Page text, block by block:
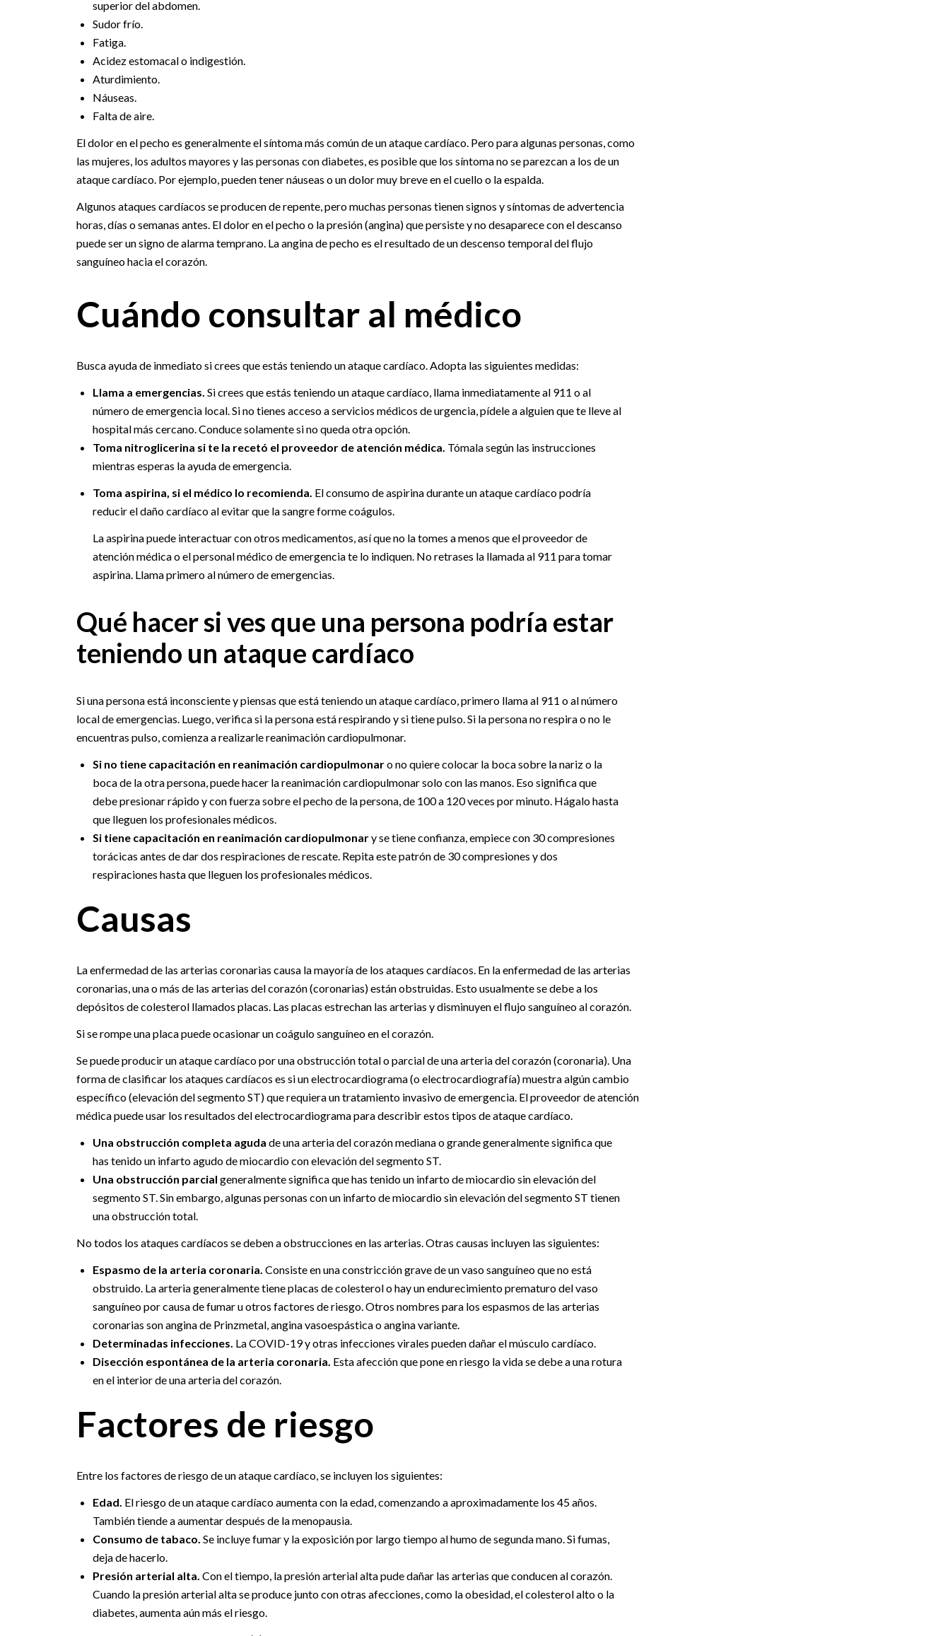
superior del abdomen.
Sudor frío.
Fatiga.
Acidez estomacal o indigestión.
Aturdimiento.
Náuseas.
Falta de aire.
El dolor en el pecho es generalmente el síntoma más común de un ataque cardíaco. Pero para algunas personas, como
las mujeres, los adultos mayores y las personas con diabetes, es posible que los síntoma no se parezcan a los de un
ataque cardíaco. Por ejemplo, pueden tener náuseas o un dolor muy breve en el cuello o la espalda.
Algunos ataques cardíacos se producen de repente, pero muchas personas tienen signos y síntomas de advertencia
horas, días o semanas antes. El dolor en el pecho o la presión (angina) que persiste y no desaparece con el descanso
puede ser un signo de alarma temprano. La angina de pecho es el resultado de un descenso temporal del flujo
sanguíneo hacia el corazón.
Cuándo consultar al médico
Busca ayuda de inmediato si crees que estás teniendo un ataque cardíaco. Adopta las siguientes medidas:
Llama a emergencias. Si crees que estás teniendo un ataque cardíaco, llama inmediatamente al 911 o al
número de emergencia local. Si no tienes acceso a servicios médicos de urgencia, pídele a alguien que te lleve al
hospital más cercano. Conduce solamente si no queda otra opción.
Toma nitroglicerina si te la recetó el proveedor de atención médica. Tómala según las instrucciones
mientras esperas la ayuda de emergencia.
Toma aspirina, si el médico lo recomienda. El consumo de aspirina durante un ataque cardíaco podría
reducir el daño cardíaco al evitar que la sangre forme coágulos.
La aspirina puede interactuar con otros medicamentos, así que no la tomes a menos que el proveedor de
atención médica o el personal médico de emergencia te lo indiquen. No retrases la llamada al 911 para tomar
aspirina. Llama primero al número de emergencias.
Qué hacer si ves que una persona podría estar
teniendo un ataque cardíaco
Si una persona está inconsciente y piensas que está teniendo un ataque cardíaco, primero llama al 911 o al número
local de emergencias. Luego, verifica si la persona está respirando y si tiene pulso. Si la persona no respira o no le
encuentras pulso, comienza a realizarle reanimación cardiopulmonar.
Si no tiene capacitación en reanimación cardiopulmonaro no quiere colocar la boca sobre la nariz o la
boca de la otra persona, puede hacer la reanimación cardiopulmonar solo con las manos. Eso significa que
debe presionar rápido y con fuerza sobre el pecho de la persona, de 100 a 120 veces por minuto. Hágalo hasta
que lleguen los profesionales médicos.
Si tiene capacitación en reanimación cardiopulmonary se tiene confianza, empiece con 30 compresiones
torácicas antes de dar dos respiraciones de rescate. Repita este patrón de 30 compresiones y dos
respiraciones hasta que lleguen los profesionales médicos.
Causas
La enfermedad de las arterias coronarias causa la mayoría de los ataques cardíacos. En la enfermedad de las arterias
coronarias, una o más de las arterias del corazón (coronarias) están obstruidas. Esto usualmente se debe a los
depósitos de colesterol llamados placas. Las placas estrechan las arterias y disminuyen el flujo sanguíneo al corazón.
Si se rompe una placa puede ocasionar un coágulo sanguíneo en el corazón.
Se puede producir un ataque cardíaco por una obstrucción total o parcial de una arteria del corazón (coronaria). Una
forma de clasificar los ataques cardíacos es si un electrocardiograma (o electrocardiografía) muestra algún cambio
específico (elevación del segmento ST) que requiera un tratamiento invasivo de emergencia. El proveedor de atención
médica puede usar los resultados del electrocardiograma para describir estos tipos de ataque cardíaco.
Una obstrucción completa aguda de una arteria del corazón mediana o grande generalmente significa que
has tenido un infarto agudo de miocardio con elevación del segmento ST.
Una obstrucción parcial generalmente significa que has tenido un infarto de miocardio sin elevación del
segmento ST. Sin embargo, algunas personas con un infarto de miocardio sin elevación del segmento ST tienen
una obstrucción total.
No todos los ataques cardíacos se deben a obstrucciones en las arterias. Otras causas incluyen las siguientes:
Espasmo de la arteria coronaria. Consiste en una constricción grave de un vaso sanguíneo que no está
obstruido. La arteria generalmente tiene placas de colesterol o hay un endurecimiento prematuro del vaso
sanguíneo por causa de fumar u otros factores de riesgo. Otros nombres para los espasmos de las arterias
coronarias son angina de Prinzmetal, angina vasoespástica o angina variante.
Determinadas infecciones. La COVID-19 y otras infecciones virales pueden dañar el músculo cardíaco.
Disección espontánea de la arteria coronaria. Esta afección que pone en riesgo la vida se debe a una rotura
en el interior de una arteria del corazón.
Factores de riesgo
Entre los factores de riesgo de un ataque cardíaco, se incluyen los siguientes:
Edad. El riesgo de un ataque cardíaco aumenta con la edad, comenzando a aproximadamente los 45 años.
También tiende a aumentar después de la menopausia.
Consumo de tabaco. Se incluye fumar y la exposición por largo tiempo al humo de segunda mano. Si fumas,
deja de hacerlo.
Presión arterial alta. Con el tiempo, la presión arterial alta pude dañar las arterias que conducen al corazón.
Cuando la presión arterial alta se produce junto con otras afecciones, como la obesidad, el colesterol alto o la
diabetes, aumenta aún más el riesgo.